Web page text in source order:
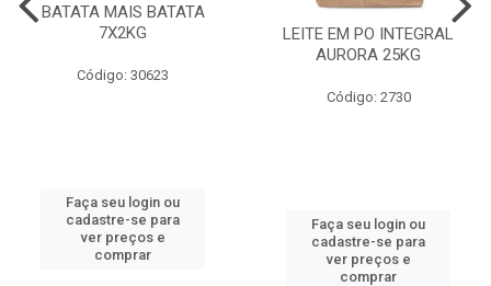
BATATA MAIS BATATA
7X2KG
Código: 30623
Faça seu login ou
cadastre-se para
ver preços e
comprar
LEITE EM PO INTEGRAL
AURORA 25KG
Código: 2730
Faça seu login ou
cadastre-se para
ver preços e
comprar